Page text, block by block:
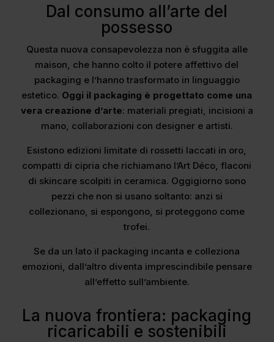
Dal consumo all’arte del
possesso
Questa nuova consapevolezza non è sfuggita alle
maison, che hanno colto il potere affettivo del
packaging e l’hanno trasformato in linguaggio
estetico. Oggi il packaging è progettato come una
vera creazione d’arte: materiali pregiati, incisioni a
mano, collaborazioni con designer e artisti.
Esistono edizioni limitate di rossetti laccati in oro,
compatti di cipria che richiamano l’Art Déco, flaconi
di skincare scolpiti in ceramica. Oggigiorno sono
pezzi che non si usano soltanto: anzi si
collezionano, si espongono, si proteggono come
trofei.
Se da un lato il packaging incanta e colleziona
emozioni, dall’altro diventa imprescindibile pensare
all’effetto sull’ambiente.
La nuova frontiera: packaging
ricaricabili e sostenibili